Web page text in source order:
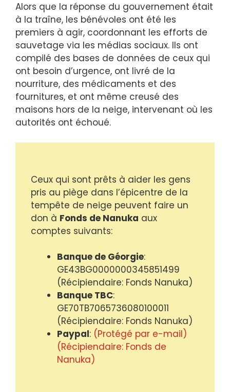
Alors que la réponse du gouvernement était
à la traîne, les bénévoles ont été les
premiers à agir, coordonnant les efforts de
sauvetage via les médias sociaux. Ils ont
compilé des bases de données de ceux qui
ont besoin d’urgence, ont livré de la
nourriture, des médicaments et des
fournitures, et ont même creusé des
maisons hors de la neige, intervenant où les
autorités ont échoué.
Ceux qui sont prêts à aider les gens
pris au piège dans l’épicentre de la
tempête de neige peuvent faire un
don à Fonds de Nanuka aux
comptes suivants:
Banque de Géorgie:
GE43BG0000000345851499
(Récipiendaire: Fonds Nanuka)
Banque TBC:
GE70TB7065736080100011
(Récipiendaire: Fonds Nanuka)
Paypal: (Protégé par e-mail)
(Récipiendaire: Fonds de
Nanuka)